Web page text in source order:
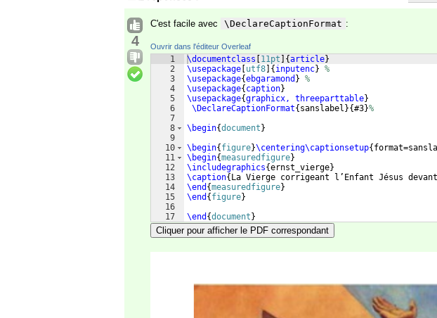
4
C'est facile avec \DeclareCaptionFormat :
Ouvrir dans l'éditeur Overleaf
1
2
3
4
5
6
7
8
9
10
11
12
13
14
15
16
17
\documentclass 11pt {article}
\usepackage utf8 { inputenc} %
\usepackage{ebgaramond } %
\usepackage{ caption}
\usepackage{graphicx, threeparttable}
\DeclareCaptionFormat{ sanslabel }{#3}%
\begin{document }
\begin{ figure}\centering\captionsetup{
\begin{measuredfigure}
\includegraphics{ernst_vierge}
\caption{ La Vierge corrigeant l’Enfant Jésus
\end {measuredfigure}
\end { figure}
\end {document }
Cliquer pour afficher le PDF correspondant